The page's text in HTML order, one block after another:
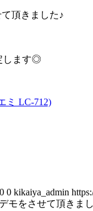
頂きました♪
します◎
ミ LC-712)
0 0 kikaiya_admin
モをさせて頂きま